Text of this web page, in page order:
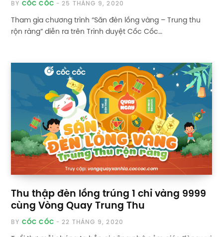
BY CỐC CỐC 25 THÁNG 9, 2020
Tham gia chương trình “Săn đèn lồng vàng – Trung thu
rộn ràng” diễn ra trên Trình duyệt Cốc Cốc…
Thu thập đèn lồng trúng 1 chỉ vàng 9999
cùng Vòng Quay Trung Thu
BY CỐC CỐC 22 THÁNG 9, 2020